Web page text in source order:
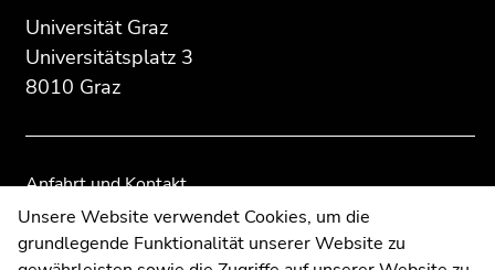
Seitenbereichs:
Zusatzinformationen:
Universität Graz
Universitätsplatz 3
8010 Graz
Anfahrt und Kontakt
Kommunikation und Öffentlichkeitsarbeit
Moodle
Seitenbereichs.
Übersicht
Seitenbereichs.
Übersicht
Unsere Website verwendet Cookies, um die
grundlegende Funktionalität unserer Website zu